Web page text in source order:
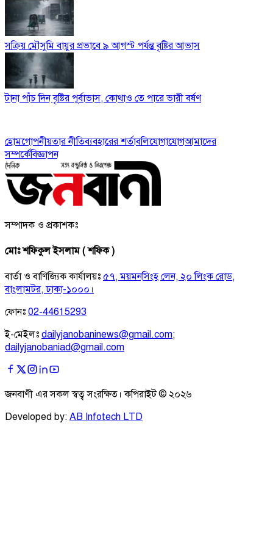
সক্রিয় মৌসুমি বায়ুর প্রভাবে ৯ আগস্ট পর্যন্ত বৃষ্টির আভাস
টানা পাঁচ দিন বৃষ্টির পূর্বাভাস, কোথাও তে পারে ভারী বর্ষণ
হোমগোপনীয়তার নীতিব্যবহারের শর্তাবলিযোগাযোগআমাদের
সম্পর্কেবিজ্ঞাপন
সম্পাদক ও প্রকাশকঃ
মোঃ শফিকুল ইসলাম ( শফিক )
বার্তা ও বাণিজ্যিক কার্যালয়ঃ ৫৭, ময়মনসিংহ লেন, ২০ লিংক রোড,
বাংলামটর, ঢাকা-১০০০।
ফোনঃ 02-44615293
ই-মেইলঃ dailyjanobaninews@gmail.com;
dailyjanobaniad@gmail.com
জনবাণী এর সকল স্বত্ব সংরক্ষিত। কপিরাইট © ২০২৬
Developed by: AB Infotech LTD